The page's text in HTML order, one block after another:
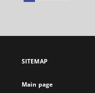
open
new
SITEMAP
Main page